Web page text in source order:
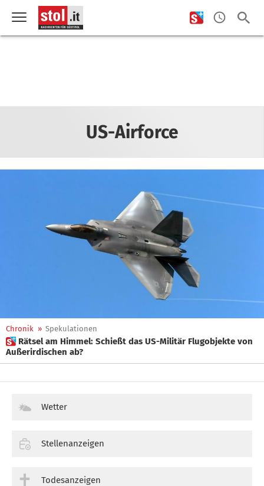
US-Airforce
Chronik » Spekulationen
 Rätsel am Himmel: Schießt das US-Militär Flugobjekte von
Außerirdischen ab?
Wetter
Stellenanzeigen
Todesanzeigen